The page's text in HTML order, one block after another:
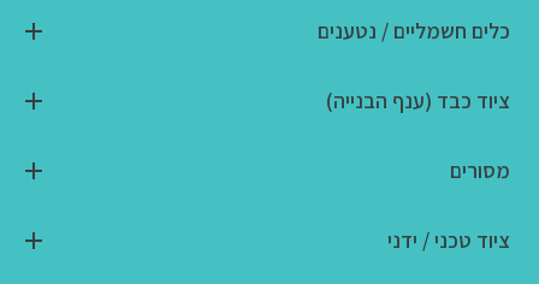
כלים חשמליים / נטענים
ציוד כבד (ענף הבנייה)
מסורים
ציוד טכני / ידני